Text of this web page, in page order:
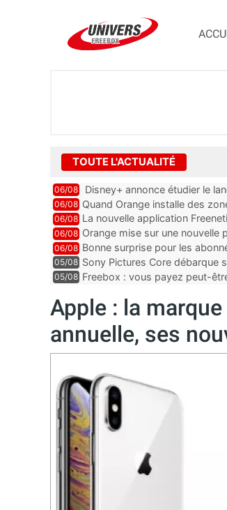
TOUTE L'ACTUALITÉ
06/08 Disney+ annonce étudier le
06/08 Quand Orange installe des
06/08 La nouvelle application
abonnés Freebox, testez la
06/08 Orange mise sur une nouvelle
06/08 Bonne surprise pour les
inclus
05/08 Sony Pictures Core débarque
05/08 Freebox : vous payez peut-
Apple : la
annuelle, ses